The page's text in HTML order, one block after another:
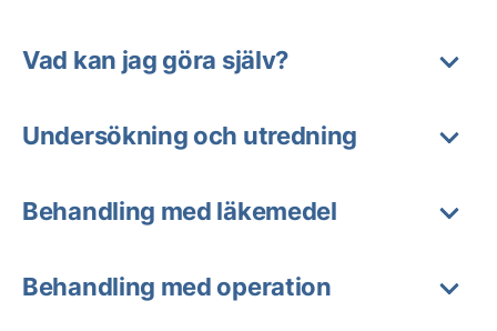
Vad kan jag göra själv?
Undersökning och utredning
Behandling med läkemedel
Behandling med operation